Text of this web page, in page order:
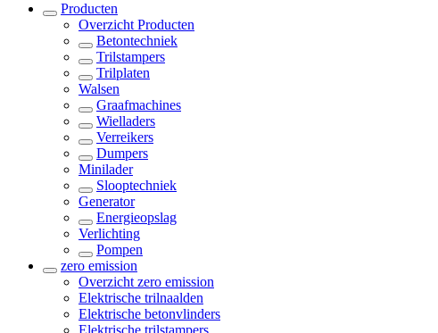
Producten
Overzicht Producten
Betontechniek
Trilstampers
Trilplaten
Walsen
Graafmachines
Wielladers
Verreikers
Dumpers
Minilader
Slooptechniek
Generator
Energieopslag
Verlichting
Pompen
zero emission
Overzicht zero emission
Elektrische trilnaalden
Elektrische betonvlinders
Elektrische trilstampers